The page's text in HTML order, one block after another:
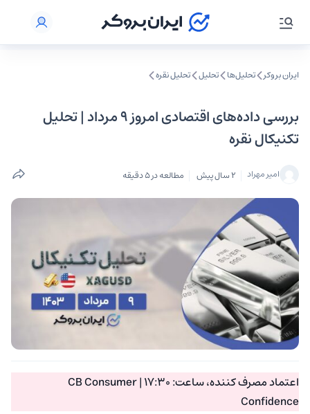
ایران بروکر تحلیل‌ها تحلیل‌ تحلیل نقره
بررسی داده‌های اقتصادی امروز ۹ مرداد | تحلیل
تکنیکال نقره
امیر مهراد 2 سال پیش مطالعه در 5 دقیقه
اعتماد مصرف کننده، ساعت: 17:30 | CB Consumer
Confidence